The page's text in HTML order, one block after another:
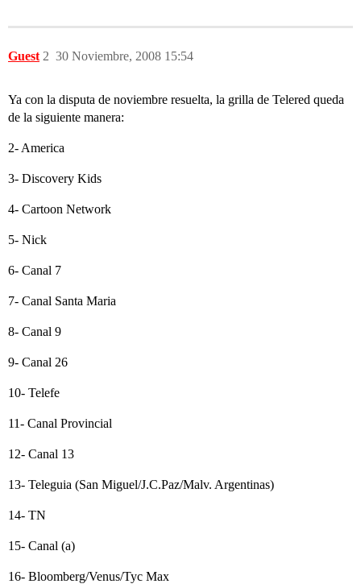
Guest 30 Noviembre, 2008 15:54
2
Ya con la disputa de noviembre resuelta, la grilla de Telered queda
de la siguiente manera:
2- America
3- Discovery Kids
4- Cartoon Network
5- Nick
6- Canal 7
7- Canal Santa Maria
8- Canal 9
9- Canal 26
10- Telefe
11- Canal Provincial
12- Canal 13
13- Teleguia (San Miguel/J.C.Paz/Malv. Argentinas)
14- TN
15- Canal (a)
16- Bloomberg/Venus/Tyc Max